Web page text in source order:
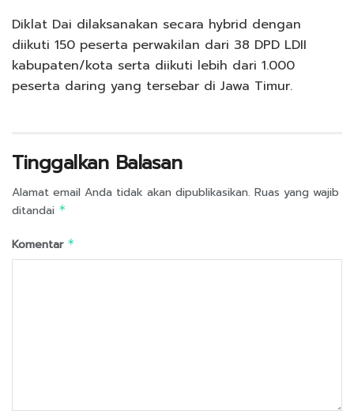
Diklat Dai dilaksanakan secara hybrid dengan
diikuti 150 peserta perwakilan dari 38 DPD LDII
kabupaten/kota serta diikuti lebih dari 1.000
peserta daring yang tersebar di Jawa Timur.
Tinggalkan Balasan
Alamat email Anda tidak akan dipublikasikan. Ruas yang wajib
ditandai *
Komentar *